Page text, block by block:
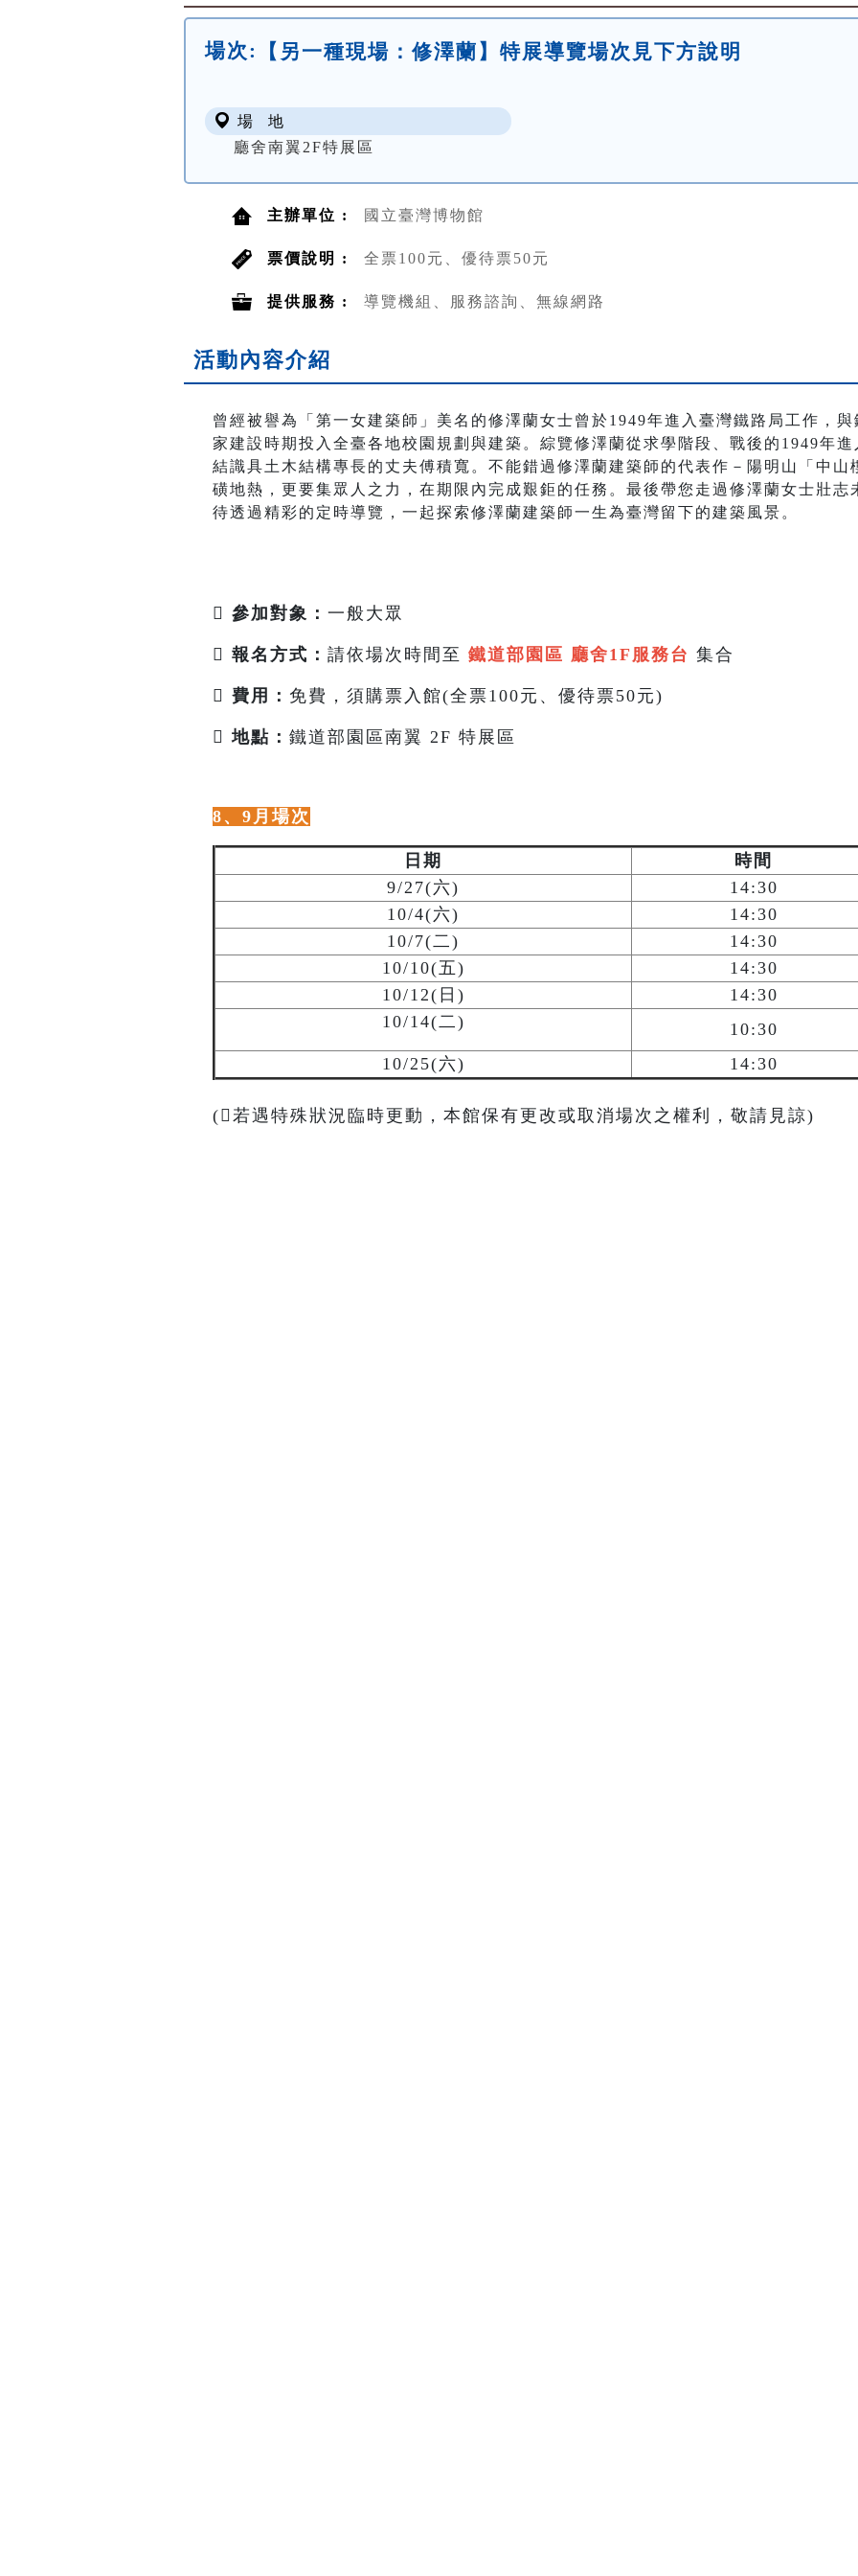
場次: 【另一種現場：修澤蘭】特展導覽場次見下方說明
場 地
廳舍南翼2F特展區
主辦單位 : 國立臺灣博物館
票價說明 : 全票100元、優待票50元
提供服務 : 導覽機組、服務諮詢、無線網路
活動內容介紹
曾經被譽為「第一女建築師」美名的修澤蘭女士曾於1949年進入臺灣鐵路局工作，
家建設時期投入全臺各地校園規劃與建築。綜覽修澤蘭從求學階段、戰後的1949年
結識具土木結構專長的丈夫傅積寬。不能錯過修澤蘭建築師的代表作－陽明山「中
磺地熱，更要集眾人之力，在期限內完成艱鉅的任務。最後帶您走過修澤蘭女士壯
待透過精彩的定時導覽，一起探索修澤蘭建築師一生為臺灣留下的建築風景。
 參加對象： 一般大眾
 報名方式： 請依場次時間至 鐵道部園區 廳舍1F服務台 集合
 費用： 免費，須購票入館(全票100元、優待票50元)
 地點： 鐵道部園區南翼 2F 特展區
8、9月場次
日期
時間
9/27(六)
14:30
10/4(六)
14:30
10/7(二)
14:30
10/10(五)
14:30
10/12(日)
14:30
10/14(二)
10:30
10/25(六)
14:30
(若遇特殊狀況臨時更動，本館保有更改或取消場次之權利，敬請見諒)